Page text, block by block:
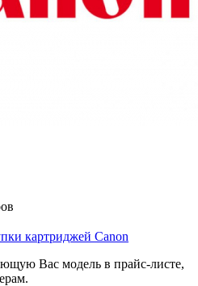
картриджей Canon
Вас модель в прайс-листе,